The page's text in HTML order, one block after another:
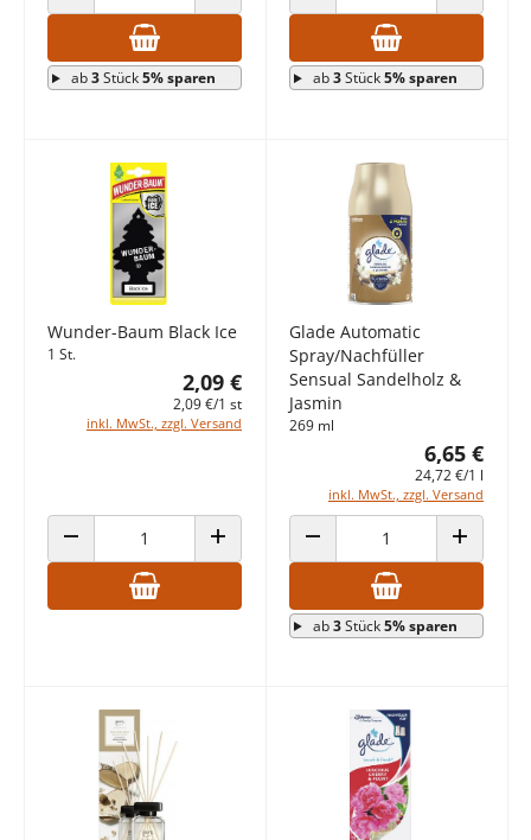
ANZAHL VERRINGERN ANZAHL ERHÖHEN
ab3Stück5% sparen
ANZAHL VERRINGERN ANZAHL
ab3Stück5% sparen
Wunder-Baum Black Ice
1 St.
2,09 €
2,09 €/1 st
inkl. MwSt., zzgl. Versand
ANZAHL VERRINGERN ANZAHL ERHÖHEN
Glade Automatic
Spray/Nachfüller
Sensual Sandelholz &
Jasmin
269 ml
6,65 €
24,72 €/1 l
inkl. MwSt., zzgl. Versand
ANZAHL VERRINGERN ANZAHL
ab3Stück5% sparen